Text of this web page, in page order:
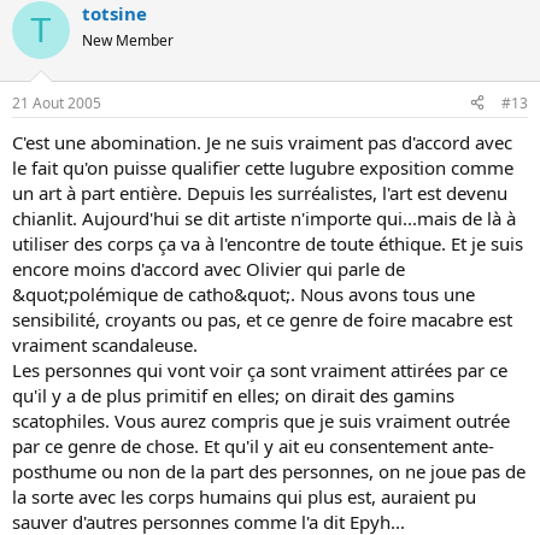
T totsine
New Member
21 Aout 2005 #13
C'est une abomination. Je ne suis vraiment pas d'accord avec
le fait qu'on puisse qualifier cette lugubre exposition comme
un art à part entière. Depuis les surréalistes, l'art est devenu
chianlit. Aujourd'hui se dit artiste n'importe qui...mais de là à
utiliser des corps ça va à l'encontre de toute éthique. Et je suis
encore moins d'accord avec Olivier qui parle de
&quot;polémique de catho&quot;. Nous avons tous une
sensibilité, croyants ou pas, et ce genre de foire macabre est
vraiment scandaleuse.
Les personnes qui vont voir ça sont vraiment attirées par ce
qu'il y a de plus primitif en elles; on dirait des gamins
scatophiles. Vous aurez compris que je suis vraiment outrée
par ce genre de chose. Et qu'il y ait eu consentement ante-
posthume ou non de la part des personnes, on ne joue pas de
la sorte avec les corps humains qui plus est, auraient pu
sauver d'autres personnes comme l'a dit Epyh...